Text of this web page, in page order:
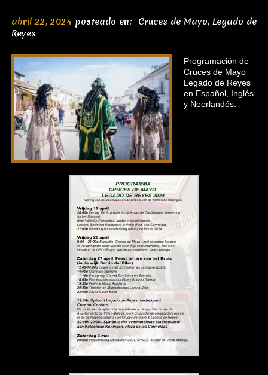
abril 22, 2024 posteado en: Cruces de Mayo, Legado de
Reyes
Programación de
Cruces de Mayo
Legado de Reyes
en Español, Inglés
y Neerlandés.